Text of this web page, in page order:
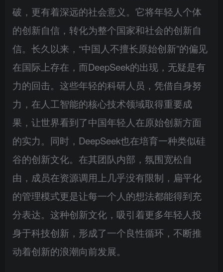
破，更有着深远的社会意义。它将年轻人个体
的创新自信，转化为整个国家和社会的创新自
信。长久以来，“中国人不擅长原始创新”的偏见
在国际上存在，而DeepSeek的出现，无疑是有
力的回击。这些年轻的科研人员，凭借自身努
力，在人工智能的核心技术领域取得重要成
果，让世界看到了中国年轻人在原始创新方面
的实力。同时，DeepSeek也在培育一种类似硅
谷的创新文化。在其团队内部，氛围宽松自
由，成员在资源调用上几乎没有限制，扁平化
的管理模式更是让每一个人的想法都能得到充
分表达。这种创新文化，吸引着更多年轻人投
身于科技创新，形成了一个良性循环，不断推
动着创新的浪潮向前发展。